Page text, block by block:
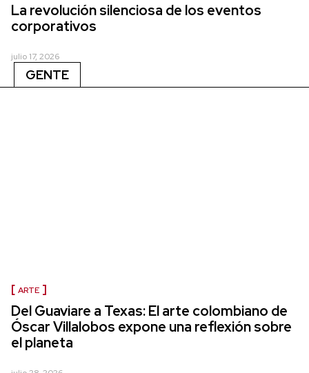
La revolución silenciosa de los eventos
corporativos
julio 17, 2026
GENTE
ARTE
Del Guaviare a Texas: El arte colombiano de
Óscar Villalobos expone una reflexión sobre
el planeta